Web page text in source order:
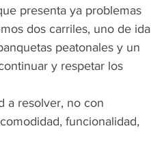
presenta ya problemas
dos carriles, uno de ida
peatonales y un
y respetar los
a resolver, no con
funcionalidad,